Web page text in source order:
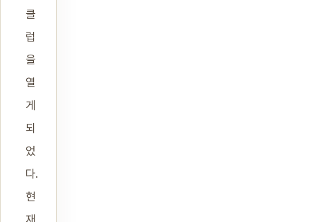
클
럽
을
열
게
되
었
다.
현